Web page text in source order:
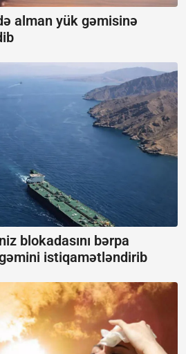
alman yük gəmisinə
blokadasını bərpa
istiqamətləndirib